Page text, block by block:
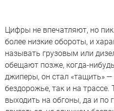
Цифры не впечатляют, но пик
более низкие обороты, и
называть грузовым или
обещают позже, когда-
джиперы, он стал «тащить»
бездорожье, так и на трассе.
выходить на обгоны, да и